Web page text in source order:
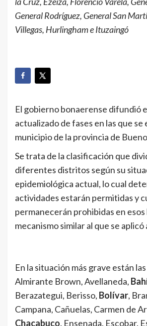
General Rodríguez, General San
Villegas, Hurlingham e Ituzaingó
El gobierno bonaerense difundió
actualizado de fases en las que
municipio de la provincia de
Se trata de la clasificación que
diferentes distritos según su
epidemiológica actual, lo cual
actividades estarán permitidas y
permanecerán prohibidas en esos
mecanismo similar al que se aplicó
En la situación más grave están
Almirante Brown, Avellaneda,
Berazategui, Berisso, Bolívar,
Campana, Cañuelas, Carmen de
Chacabuco, Ensenada, Escobar,